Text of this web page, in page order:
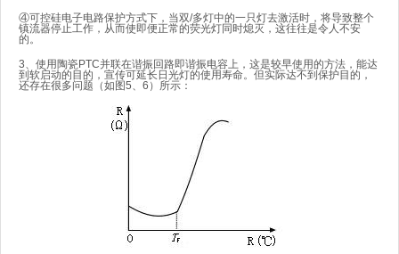
④可控硅电子电路保护方式下，当双/多灯中的一只灯去激活时，将导致整个
镇流器停止工作，从而使即便正常的荧光灯同时熄灭，这往往是令人不安
的。
3、使用陶瓷PTC并联在谐振回路即谐振电容上，这是较早使用的方法，能达
到软启动的目的，宣传可延长日光灯的使用寿命。但实际达不到保护目的，
还存在很多问题（如图5、6）所示：